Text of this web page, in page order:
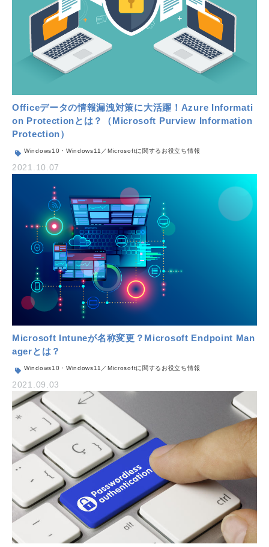
Officeデータの情報漏洩対策に大活躍！Azure Informati
on Protectionとは？（Microsoft Purview Information
Protection）
Windows10・Windows11／Microsoftに関するお役立ち情報
2021.10.07
Microsoft Intuneが名称変更？Microsoft Endpoint Man
agerとは？
Windows10・Windows11／Microsoftに関するお役立ち情報
2021.09.03